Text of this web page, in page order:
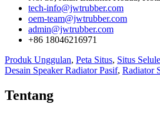
tech-info@jwtrubber.com
oem-team@jwtrubber.com
admin@jwtrubber.com
+86 18046216971
Produk Unggulan, Peta Situs, Situs
Desain Speaker Radiator Pasif, Radiator
Tentang